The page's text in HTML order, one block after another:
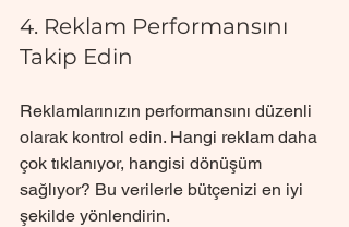
4. Reklam Performansını
Takip Edin
Reklamlarınızın performansını düzenli
olarak kontrol edin. Hangi reklam daha
çok tıklanıyor, hangisi dönüşüm
sağlıyor? Bu verilerle bütçenizi en iyi
şekilde yönlendirin.